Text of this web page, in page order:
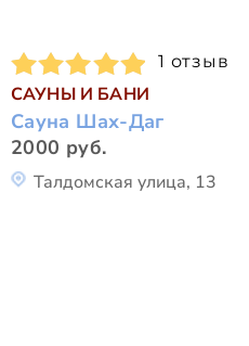
1 отзыв
САУНЫ И БАНИ
Сауна Шах-Даг
2000 руб.
Талдомская улица, 13